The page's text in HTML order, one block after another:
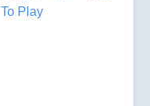
To Play